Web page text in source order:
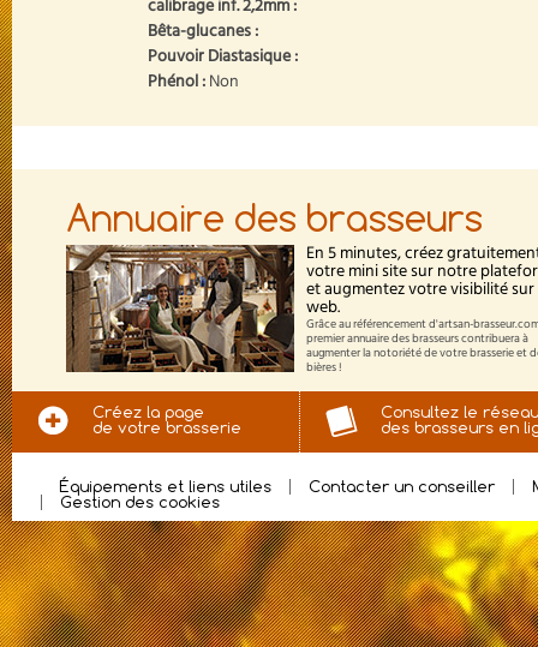
calibrage inf. 2,2mm :
Bêta-glucanes :
Pouvoir Diastasique :
Phénol :Non
Annuaire des brasseurs
En 5 minutes, créez
votre mini site sur notre
et augmentez votre visibilité sur
web.
Grâce au référencement d'artsan-
premier annuaire des brasseurs contribuera à
augmenter la notoriété de votre brasserie et
bières !
Créez la page
de votre brasserie
Consultez le réseau
des brasseurs en
Équipements et liens utiles Contacter un conseiller
Gestion des cookies